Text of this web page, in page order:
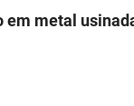
metal